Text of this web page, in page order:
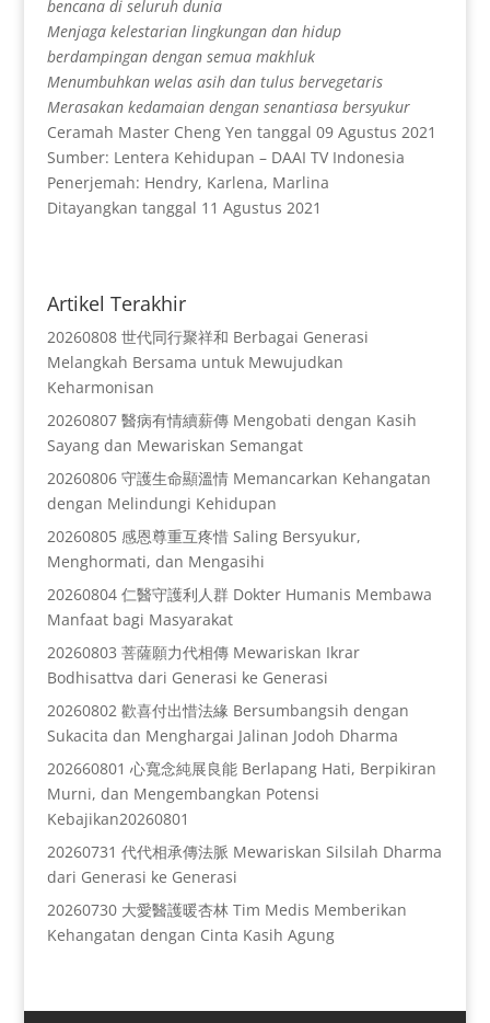
bencana di seluruh dunia
Menjaga kelestarian lingkungan dan hidup
berdampingan dengan semua makhluk
Menumbuhkan welas asih dan tulus bervegetaris
Merasakan kedamaian dengan senantiasa bersyukur
Ceramah Master Cheng Yen tanggal 09 Agustus 2021
Sumber: Lentera Kehidupan – DAAI TV Indonesia
Penerjemah: Hendry, Karlena, Marlina
Ditayangkan tanggal 11 Agustus 2021
Artikel Terakhir
20260808 世代同行聚祥和 Berbagai Generasi
Melangkah Bersama untuk Mewujudkan
Keharmonisan
20260807 醫病有情續薪傳 Mengobati dengan Kasih
Sayang dan Mewariskan Semangat
20260806 守護生命顯溫情 Memancarkan Kehangatan
dengan Melindungi Kehidupan
20260805 感恩尊重互疼惜 Saling Bersyukur,
Menghormati, dan Mengasihi
20260804 仁醫守護利人群 Dokter Humanis Membawa
Manfaat bagi Masyarakat
20260803 菩薩願力代相傳 Mewariskan Ikrar
Bodhisattva dari Generasi ke Generasi
20260802 歡喜付出惜法緣 Bersumbangsih dengan
Sukacita dan Menghargai Jalinan Jodoh Dharma
202660801 心寬念純展良能 Berlapang Hati, Berpikiran
Murni, dan Mengembangkan Potensi
Kebajikan20260801
20260731 代代相承傳法脈 Mewariskan Silsilah Dharma
dari Generasi ke Generasi
20260730 大愛醫護暖杏林 Tim Medis Memberikan
Kehangatan dengan Cinta Kasih Agung